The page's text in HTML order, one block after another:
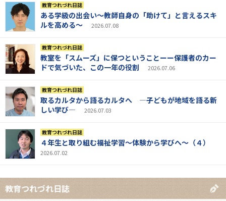
教育つれづれ日誌
ある学級の出会い～教師自身の「助けて」と言えるスキ
ルを高める～
2026.07.08
教育つれづれ日誌
教室を「スムーズ」に保つということーー保護者のカー
ドで気づいた、この一年の役割
2026.07.06
教育つれづれ日誌
取るカルタから語るカルタへ ―子どもが地域を語る新
しい学び―
2026.07.03
教育つれづれ日誌
４年生と取り組む福祉学習～体験から学びへ～（４）
2026.07.02
教育つれづれ日誌